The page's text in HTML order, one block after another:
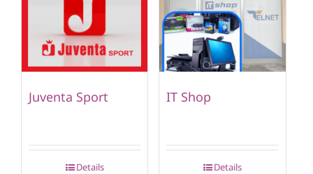
Juventa Sport
Details
IT Shop
Details